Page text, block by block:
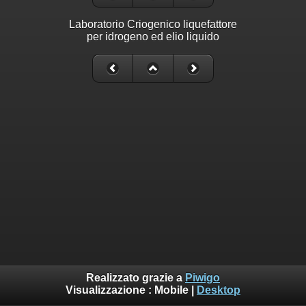
Laboratorio Criogenico liquefattore
per idrogeno ed elio liquido
Realizzato grazie a Piwigo
Visualizzazione : Mobile Desktop